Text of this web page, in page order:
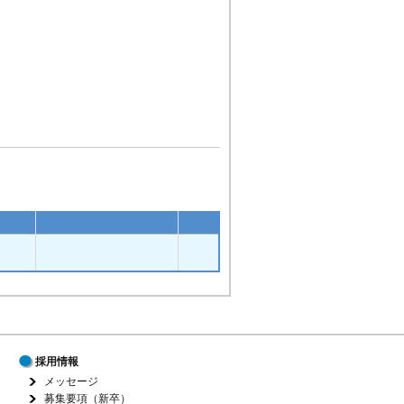
採用情報
メッセージ
募集要項（新卒）